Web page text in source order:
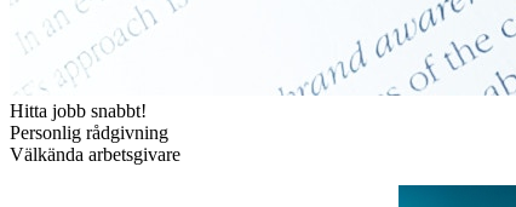
Hitta jobb snabbt!
Personlig rådgivning
Välkända arbetsgivare